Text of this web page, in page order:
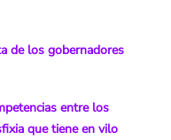
de los gobernadores
entre los
que tiene en vilo